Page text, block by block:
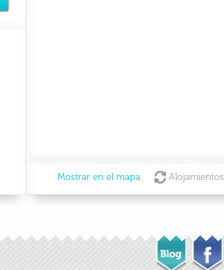
Mostrar en el mapa Alojamientos